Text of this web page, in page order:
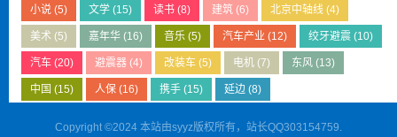
小说(5) 文学(15) 读书 (8) 建筑 (6) 北京中轴线 (4)
美术(5) 嘉年华(16) 音乐 (5) 汽车产业 (12) 绞牙避震 (10)
汽车(20) 避震器(4) 改装车 (5) 电机 (7) 东风 (13)
中国 (15) 人保(16) 携手 (15) 延边 (8)
Copyright ©2024 本站由syyz版权所有，站长QQ303154759.